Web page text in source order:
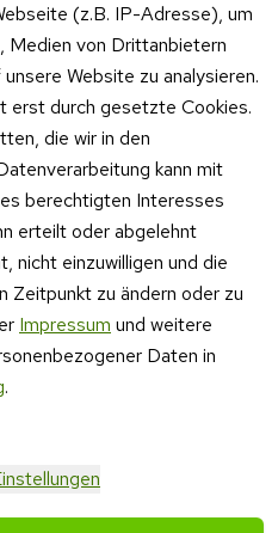
(z.B. IP-Adresse), um
Medien von Drittanbietern
Website zu analysieren.
erst durch gesetzte Cookies.
die wir in den
kann mit
berechtigten Interesses
erteilt oder abgelehnt
nicht einzuwilligen und die
Zeitpunkt zu ändern oder zu
Impressum und weitere
Daten in
.